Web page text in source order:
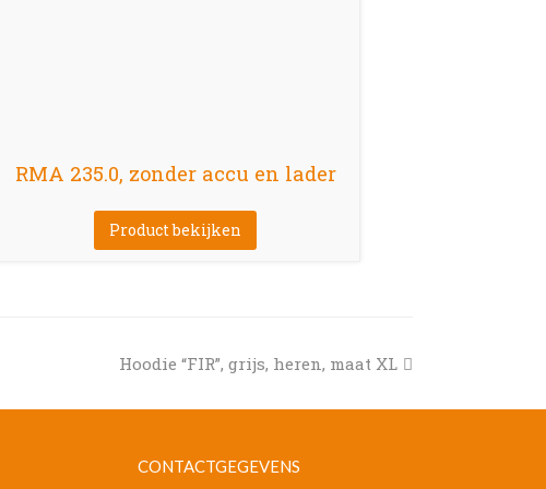
RMA 235.0, zonder accu en lader
Product bekijken
next
Hoodie “FIR”, grijs, heren, maat XL
CONTACTGEGEVENS